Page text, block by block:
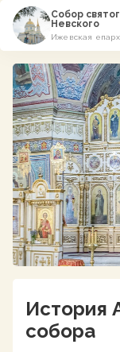
Собор
Невского
Ижевская
Новости
О соборе
Азы
Расписание
Виртуальный
История
собора